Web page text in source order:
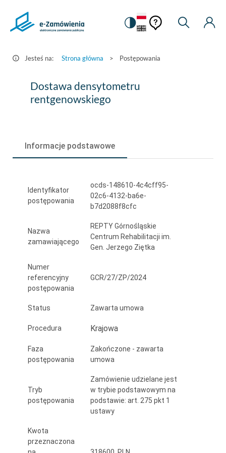
Postępowania
Zamówienia.gov.pl
Zmiana
na
kontrastową
Pomoc
kontekstowa
Pomoc
Moje
Jesteś na: Strona główna > Postępowania
Dostawa
densytometru
Dostawa densytometru
rentgenowskiego
Informacje podstawowe
Identyfikator
postępowania
ocds-148610-4c4cff95-
02c6-4132-ba6e-
b7d2088f8cfc
Nazwa
zamawiającego
REPTY Górnośląskie
Centrum Rehabilitacji im.
Gen. Jerzego Ziętka
Numer
referencyjny
postępowania
GCR/27/ZP/2024
Status Zawarta umowa
Procedura Krajowa
Faza
postępowania
Zakończone - zawarta
umowa
Tryb
postępowania
Zamówienie udzielane jest
w trybie podstawowym na
podstawie: art. 275 pkt 1
ustawy
Kwota
przeznaczona